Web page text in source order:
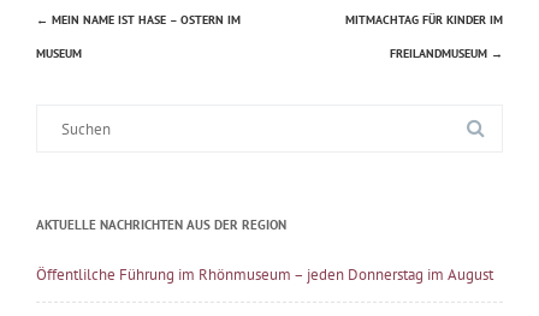
Beitragsnavigation
← MEIN NAME IST HASE – OSTERN IM
MUSEUM
MITMACHTAG FÜR KINDER IM
FREILANDMUSEUM →
AKTUELLE NACHRICHTEN AUS DER REGION
Öffentlilche Führung im Rhönmuseum – jeden Donnerstag im August